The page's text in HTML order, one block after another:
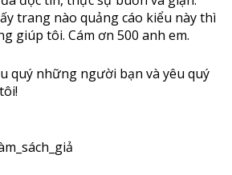
trang nào quảng cáo kiểu này thì
giúp tôi. Cám ơn 500 anh em.
quý những người bạn và yêu quý